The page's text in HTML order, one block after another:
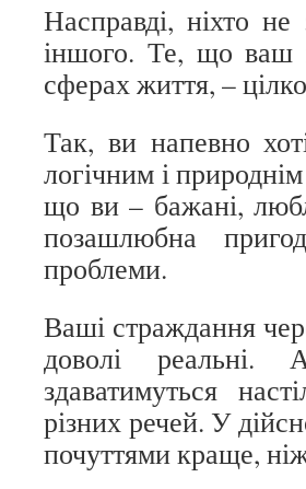
Насправді, ніхто
іншого. Те, що ваш
сферах життя, –
Так, ви напевно
логічним і
що ви – бажані,
позашлюбна
проблеми.
Ваші страждання
доволі
здаватимуться
різних речей. У
почуттями краще,